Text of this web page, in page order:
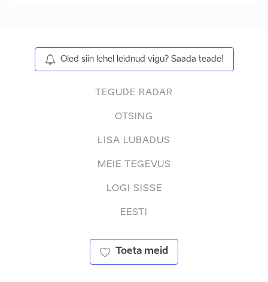
Oled siin lehel leidnud vigu? Saada teade!
TEGUDE RADAR
OTSING
LISA LUBADUS
MEIE TEGEVUS
LOGI SISSE
EESTI
Toeta meid